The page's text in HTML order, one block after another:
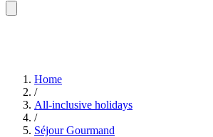
Home
/
All-inclusive holidays
/
Séjour Gourmand